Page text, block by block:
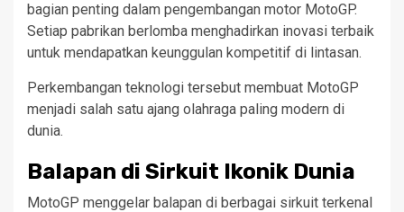
bagian penting dalam pengembangan motor MotoGP.
Setiap pabrikan berlomba menghadirkan inovasi terbaik
untuk mendapatkan keunggulan kompetitif di lintasan.
Perkembangan teknologi tersebut membuat MotoGP
menjadi salah satu ajang olahraga paling modern di
dunia.
Balapan di Sirkuit Ikonik Dunia
MotoGP menggelar balapan di berbagai sirkuit terkenal